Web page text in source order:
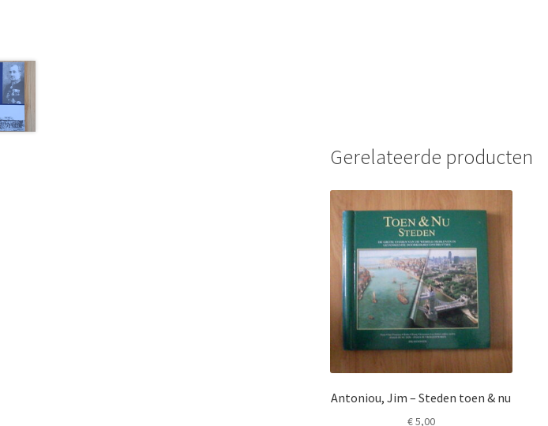
Gerelateerde producten
Antoniou, Jim – Steden toen & nu
€5,00